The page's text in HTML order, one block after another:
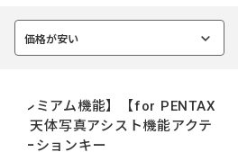
価格が安い
選
【プレミアム機能】【for PENTAX
K-1】天体写真アシスト機能アクテ
ィベーションキー